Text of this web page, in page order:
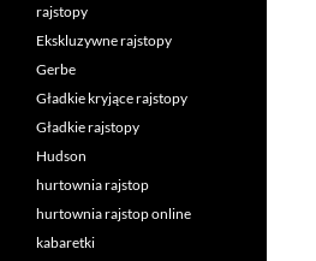
rajstopy
Ekskluzywne rajstopy
Gerbe
Gładkie kryjące rajstopy
Gładkie rajstopy
Hudson
hurtownia rajstop
hurtownia rajstop online
kabaretki